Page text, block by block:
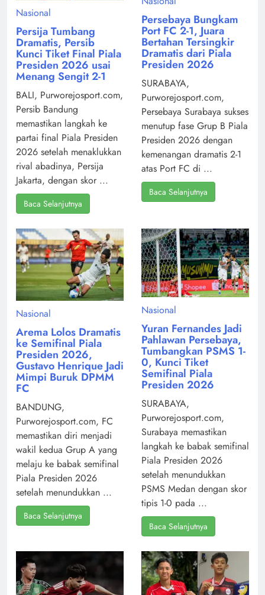
Nasional
Persija Tumbang
Dramatis, Persib
Kunci Tiket Final Piala
Presiden 2026 usai
Menang Sengit 2-1
BALI, Purworejosport.com,
Persib Bandung
memastikan langkah ke
partai final Piala Presiden
2026 setelah menaklukkan
rival abadinya, Persija
Jakarta, dengan skor ...
Baca Selanjutnya
Persebaya Bungkam
Port FC 2-1, Juara
Bertahan Tersingkir
Dramatis dari Piala
Presiden 2026
SURABAYA,
Purworejosport.com,
Persebaya Surabaya sukses
menutup fase Grup B Piala
Presiden 2026 dengan
kemenangan dramatis 2-1
atas Port FC di ...
Baca Selanjutnya
Nasional
Arema Lolos Dramatis
ke Semifinal Piala
Presiden 2026,
Gustavo Henrique Jadi
Mimpi Buruk DPMM
FC
BANDUNG,
Purworejosport.com, FC
memastikan diri menjadi
wakil kedua Grup A yang
melaju ke babak semifinal
Piala Presiden 2026
setelah menundukkan ...
Baca Selanjutnya
Nasional
Yuran Fernandes Jadi
Pahlawan Persebaya,
Tumbangkan PSMS 1-
0, Kunci Tiket
Semifinal Piala
Presiden 2026
SURABAYA,
Purworejosport.com,
Surabaya memastikan
langkah ke babak semifinal
Piala Presiden 2026
setelah menundukkan
PSMS Medan dengan skor
tipis 1-0 pada ...
Baca Selanjutnya